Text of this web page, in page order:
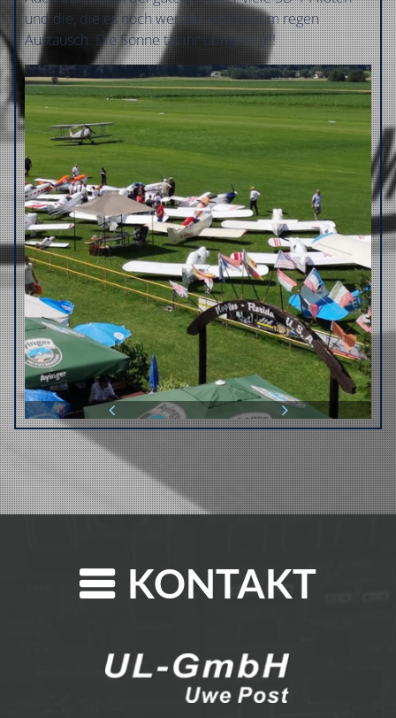
und die, die es noch werden wollen zum regen
Austausch. Die Sonne tat ihr übriges:-))!!!
KONTAKT